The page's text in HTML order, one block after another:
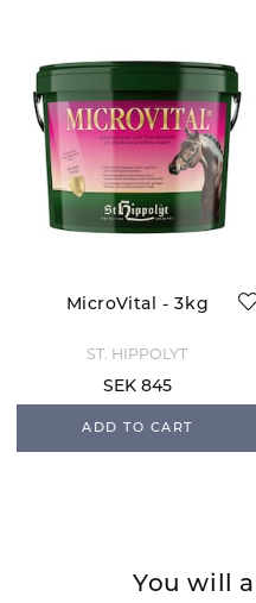
MicroVital - 3kg
ST. HIPPOLYT
SEK 845
ADD TO CART
You will